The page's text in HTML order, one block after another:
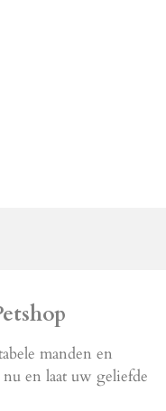
manden en
en laat uw geliefde